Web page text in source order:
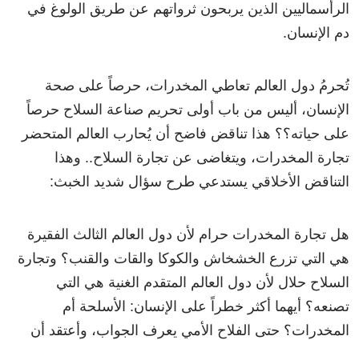
الرأسماليين الذين يربحون ثرواتهم عن طريق الولوغ في
دم الإنسان.
تُحرمُ دول العالم تعاطي المخدرات، حرصاً على صحة
الإنسان، أليس من باب أولى تحريم صناعة السلاح حرصاً
على حياته؟؟ هذا تناقض فاضح أن يُحارب العالم المتحضر
تجارة المخدرات، ويتغاضى عن تجارة السلاح.. وهذا
التناقض الأخلاقي يستدعي طرح سؤال شديد الخبث:
هل تجارة المخدرات حرام لأن دول العالم الثالث الفقيرة
هي التي تزرع الخشخاش والكوكا والقات والقنب؟ وتجارة
السلاح حلال لأن دول العالم المتقدم الغنية هي التي
تصنعه؟ أيهما أكثر خطراً على الإنسان: الأسلحة أم
المخدرات؟ حتى الفلاح الأمي يعرف الجواب، وأعتقد أن